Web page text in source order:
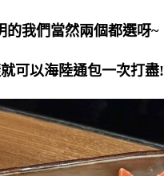
的我們當然兩個都選呀~
可以海陸通包一次打盡!